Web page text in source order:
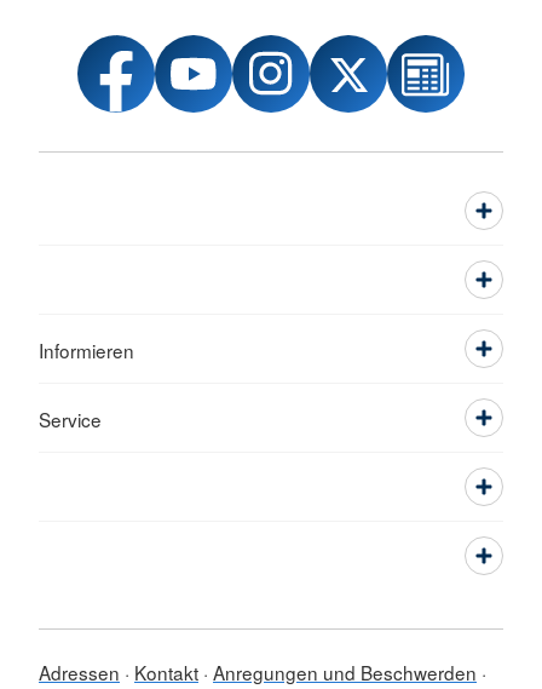
Informieren
Service
Adressen Kontakt Anregungen und Beschwerden